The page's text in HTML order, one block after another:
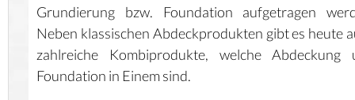
Grundierung bzw. Foundation aufgetragen
Neben klassischen Abdeckprodukten gibt es heute
zahlreiche Kombiprodukte, welche Abdeckung
Foundation in Einem sind.